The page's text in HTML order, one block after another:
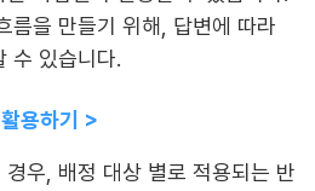
름을 만들기 위해, 답변에 따라
수 있습니다.
용하기 >
경우, 배정 대상 별로 적용되는 반